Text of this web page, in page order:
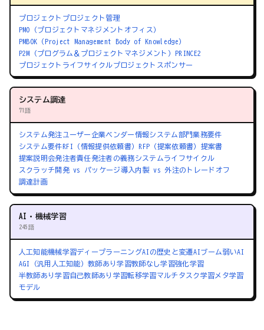
プロジェクト プロジェクト管理
PMO（プロジェクトマネジメントオフィス）
PMBOK（Project Management Body of Knowledge）
P2M（プログラム＆プロジェクトマネジメント） PRINCE2
プロジェクトライフサイクルプロジェクトスポンサー
システム調達
71語
システム発注 ユーザー企業ベンダー情報システム部門業務要件
システム要件 RFI（情報提供依頼書） RFP（提案依頼書） 提案書
提案説明会発注者責任発注者の義務システムライフサイクル
スクラッチ開発 vs パッケージ導入 内製 vs 外注のトレードオフ
調達計画
AI・機械学習
245語
人工知能機械学習ディープラーニングAIの歴史と変遷AIブーム 弱いAI
AGI（汎用人工知能）教師あり学習教師なし学習強化学習
半教師あり学習自己教師あり学習転移学習マルチタスク学習メタ学習
モデル